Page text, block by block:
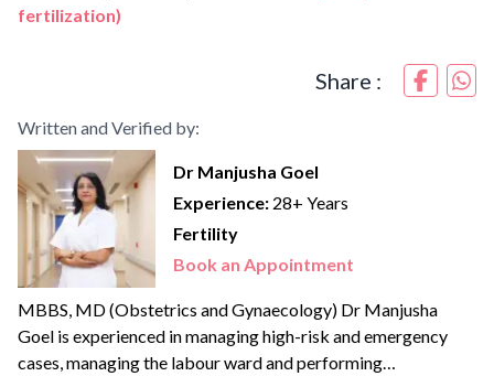
fertilization)
Share :
Written and Verified by:
Dr Manjusha Goel
Experience: 28+ Years
Fertility
Book an Appointment
MBBS, MD (Obstetrics and Gynaecology) Dr Manjusha
Goel is experienced in managing high-risk and emergency
cases, managing the labour ward and performing